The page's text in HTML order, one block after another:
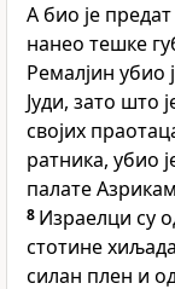
А био је
нанео тешке
Ремалјин убио
Јуди, зато што
својих
ратника, убио
палате
8 Израелци су
стотине
силан плен и